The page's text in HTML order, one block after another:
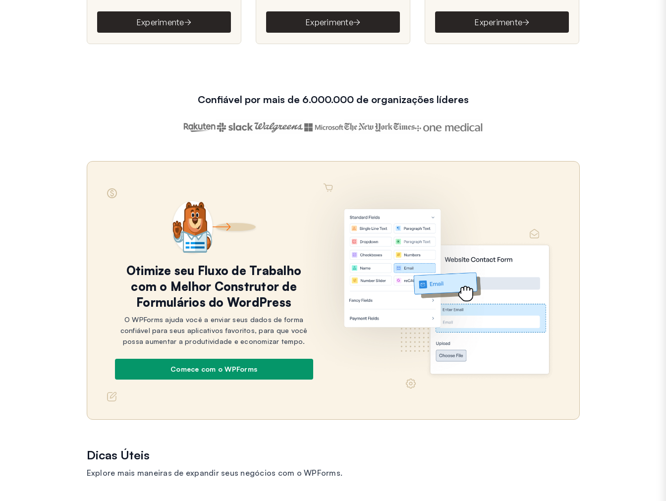
Experimente Experimente Experimente
Confiável por mais de 6.000.000 de organizações líderes
Otimize seu Fluxo de Trabalho
com o Melhor Construtor de
Formulários do WordPress
O WPForms ajuda você a enviar seus dados de forma
confiável para seus aplicativos favoritos, para que você
possa aumentar a produtividade e economizar tempo.
Comece com o WPForms
Dicas Úteis
Explore mais maneiras de expandir seus negócios com o WPForms.